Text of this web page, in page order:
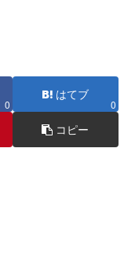
0
はてブ
0
コピー